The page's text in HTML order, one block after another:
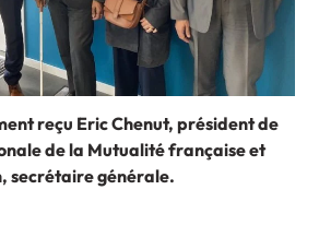
reçu Eric Chenut, président de
de la Mutualité française et
secrétaire générale.